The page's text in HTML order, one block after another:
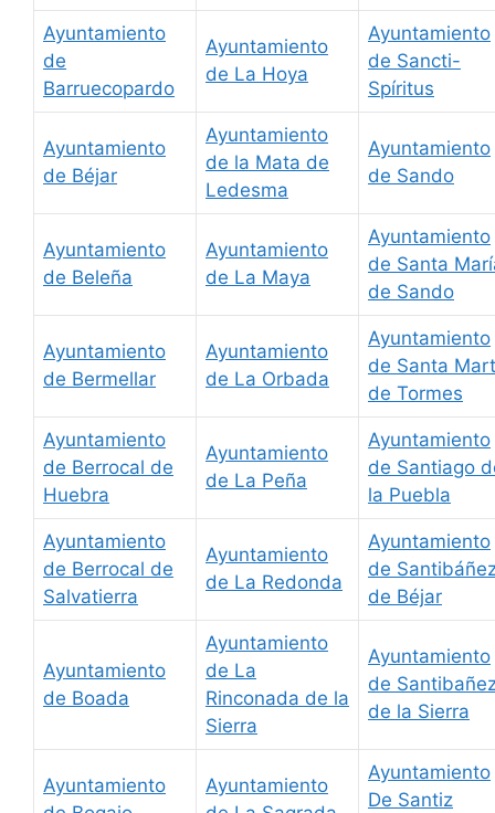
Ayuntamiento
de
Barruecopardo
Ayuntamiento
de La Hoya
Ayuntamiento
de Sancti-
Spíritus
Ayuntamiento
de Béjar
Ayuntamiento
de la Mata de
Ledesma
Ayuntamiento
de Sando
Ayuntamiento
de Beleña
Ayuntamiento
de La Maya
Ayuntamiento
de Santa
de Sando
Ayuntamiento
de Bermellar
Ayuntamiento
de La Orbada
Ayuntamiento
de Santa
de Tormes
Ayuntamiento
de Berrocal de
Huebra
Ayuntamiento
de La Peña
Ayuntamiento
de Santiago
la Puebla
Ayuntamiento
de Berrocal de
Salvatierra
Ayuntamiento
de La Redonda
Ayuntamiento
de
de Béjar
Ayuntamiento
de Boada
Ayuntamiento
de La
Rinconada de la
Sierra
Ayuntamiento
de
de la Sierra
Ayuntamiento
Ayuntamiento
Ayuntamiento
De Santiz